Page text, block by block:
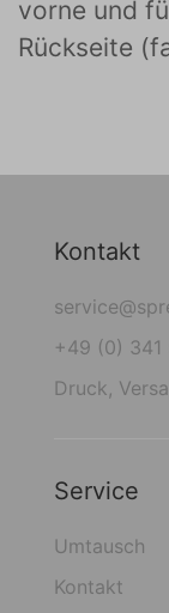
vorne und
Rückseite
Kontakt
+49 (0)
Druck,
Service
Umtausch
Kontakt